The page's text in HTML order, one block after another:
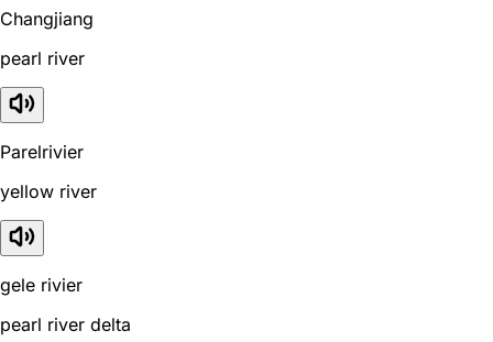
Changjiang
pearl river
Parelrivier
yellow river
gele rivier
pearl river delta